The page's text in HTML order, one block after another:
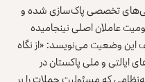
تخصصی پاک‌سازی شده و
عاملان اصلی نینجامیده
این وضعیت می‌نویسد: «از نگاه
ایالتی و ملی پاکستان در